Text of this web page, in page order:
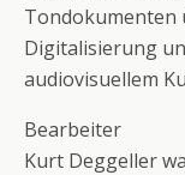
Tondokumenten
Digitalisierung
audiovisuellem
Bearbeiter
Kurt Deggeller